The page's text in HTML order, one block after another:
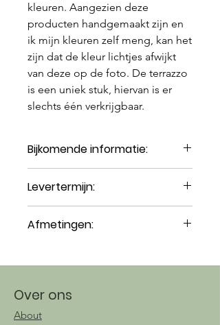
kleuren. Aangezien deze
producten handgemaakt zijn en
ik mijn kleuren zelf meng, kan het
zijn dat de kleur lichtjes afwijkt
van deze op de foto. De terrazzo
is een uniek stuk, hiervan is er
slechts één verkrijgbaar.
Bijkomende informatie:
Reinigen met een vochtige, zachte
doek
Niet geschikt voor de vaatwasser
of microgolf
belletjes of imperfecties vertonen
Levertermijn:
op voorraad is.
Afmetingen:
plek); 2 cm hoogte
Over ons
About